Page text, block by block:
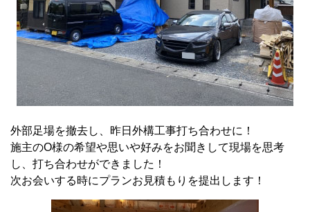
外部足場を撤去し、昨日外構工事打ち合わせに！
施主のO様の希望や思いや好みをお聞きして現場を思考
し、打ち合わせができました！
次お会いする時にプランお見積もりを提出します！